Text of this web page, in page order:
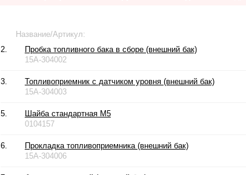
Название/Артикул:
2.
Пробка топливного бака в сборе (внешний бак)
15A-304002
3.
Топливоприемник с датчиком уровня (внешний бак)
15A-304003
5.
Шайба стандартная М5
0104157
6.
Прокладка топливоприемника (внешний бак)
15A-304006